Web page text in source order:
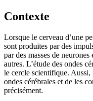
Contexte
Lorsque le cerveau d’une
sont produites par des
par des masses de
autres. L’étude des ondes
le cercle scientifique. Aussi,
ondes cérébrales et de les
précisément.